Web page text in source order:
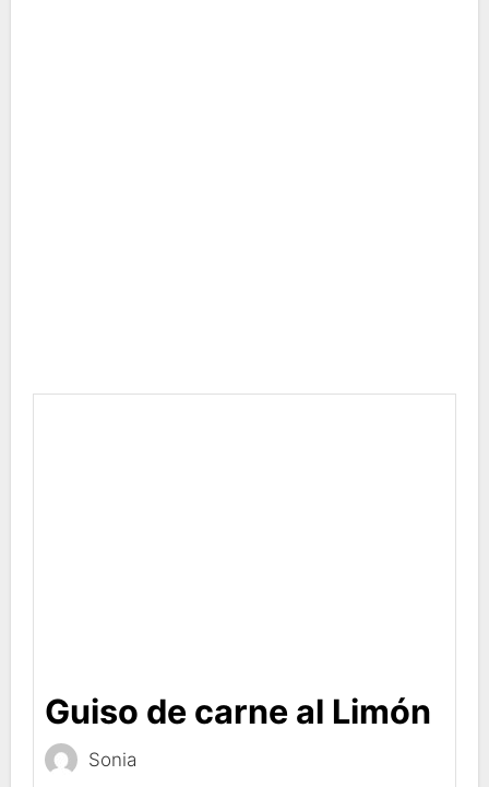
Guiso de carne al Limón
Sonia